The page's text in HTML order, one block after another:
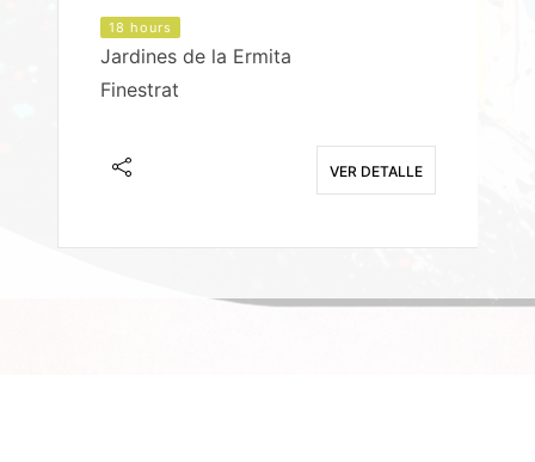
18 hours
Jardines de la Ermita
Finestrat
VER DETALLE